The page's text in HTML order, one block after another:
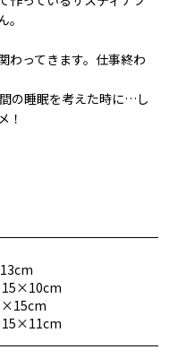
わってきます。仕事終わ
の睡眠を考えた時に…し
！